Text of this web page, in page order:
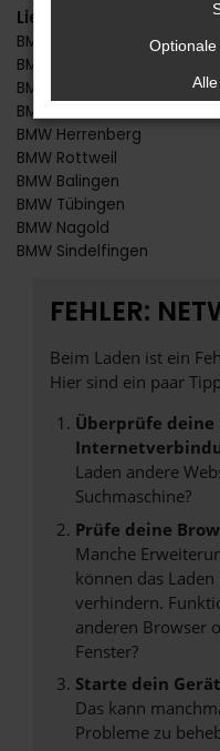
Lieferservice
BMW Stuttgart
BMW Reutlingen
BMW Horb
BMW Freudenstadt
BMW Herrenberg
BMW Rottweil
BMW Balingen
BMW Tübingen
BMW Nagold
BMW Sindelfingen
FEHLER:
Beim Laden ist ein
Hier sind ein paar
Überprüfe
Laden andere
Suchmaschine?
Prüfe deine
Manche
können das
verhindern.
anderen Browser
Fenster?
Starte dein
Das kann
Probleme zu